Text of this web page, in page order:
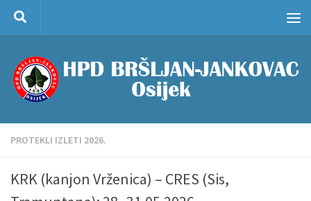
Skip to content
PROTEKLI IZLETI 2026.
KRK (kanjon Vrženica) – CRES (Sis,